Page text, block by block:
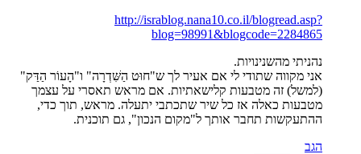
http://israblog.nana10.co.il/blogread.asp?
blog=98991&blogcode=2284865
נהניתי מהשנינויות.
אני מקווה שתודי לי אם אעיר לך ש"חוּט הַשִּׁדְרָה" ו"הָעוֹר הַדַּק"
(למשל) זה מטבעות קלישאתיות. אם מראש תאסרי על עצמך
מטבעות כאלה אז כל שיר שתכתבי יתעלה. מראש, תוך כדי,
ההתעקשות תחבר אותך ל"מקום הנכון", גם תוכנית.
הגב